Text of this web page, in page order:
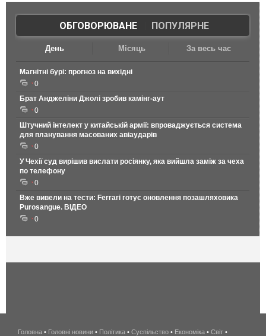
ОБГОВОРЮВАНЕ| ПОПУЛЯРНЕ
День Місяць За весь час
Магнітні бурі: прогноз на вихідні
0
Брат Анджеліни Джолі зробив камінг-аут
0
Штучний інтелект у китайській армії: впроваджується система
для планування масованих авіаударів
0
У Чехії суд вирішив вислати росіянку, яка вийшла заміж за чеха
по телефону
0
Вже вивели на тести: Ferrari готує оновлення позашляховика
Purosangue. ВІДЕО
0
беспроводной
Головна • Головні новини • Політика • Суспільство • Економіка • Світ •